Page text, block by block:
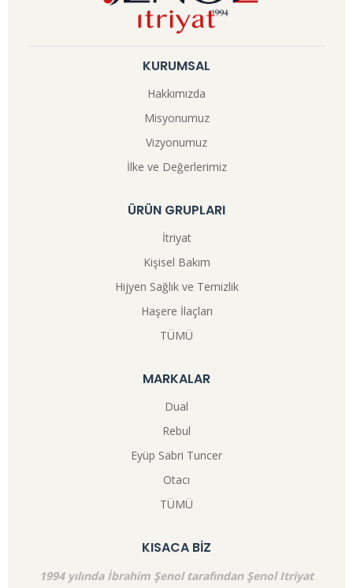
KURUMSAL
Hakkımızda
Misyonumuz
Vizyonumuz
İlke ve Değerlerimiz
ÜRÜN GRUPLARI
İtriyat
Kişisel Bakım
Hijyen Sağlık ve Temizlik
Haşere İlaçları
TÜMÜ
MARKALAR
Dual
Rebul
Eyüp Sabri Tuncer
Otacı
TÜMÜ
KISACA BİZ
1994 yılında İbrahim Şenol tarafından Şenol Itriyat